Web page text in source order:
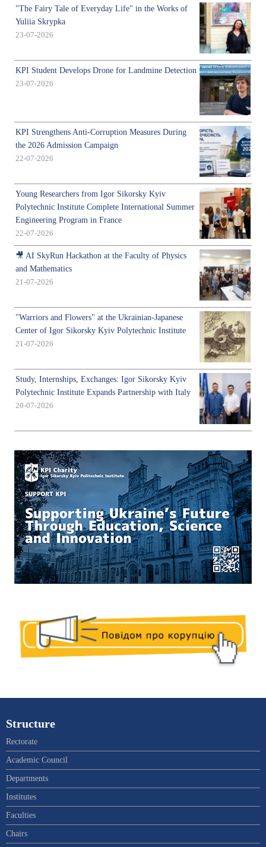
"The Fairy Tale of Everyday Life" in the Works of
Yuliia Skrypka
23-07-2026
KPI Student Develops Drone for Landmine Detection
23-07-2026
KPI Strengthens Anti-Corruption Measures During
the 2026 Admission Campaign
22-07-2026
Young Researchers from Igor Sikorsky Kyiv
Polytechnic Institute Complete International Summer
Engineering Program in France
22-07-2026
🎥 AI SkyRun Hackathon at the Faculty of Physics
and Mathematics
21-07-2026
"Warriors and Flowers" at the Ukrainian-Japanese
Center of Igor Sikorsky Kyiv Polytechnic Institute
21-07-2026
Study, Internships, Exchanges: Igor Sikorsky Kyiv
Polytechnic Institute Expands Partnership with Italy
20-07-2026
Structure
Rectorate
Academic Council
Departments
Institutes
Faculties
Chairs